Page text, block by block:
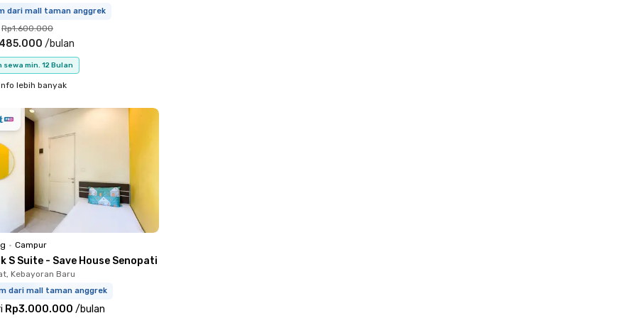
dari mall taman anggrek
Rp1.600.000
/bulan
sewa min. 12 Bulan
lebih banyak
• Campur
S Suite - Save House Senopati
Kebayoran Baru
dari mall taman anggrek
Rp3.000.000 /bulan